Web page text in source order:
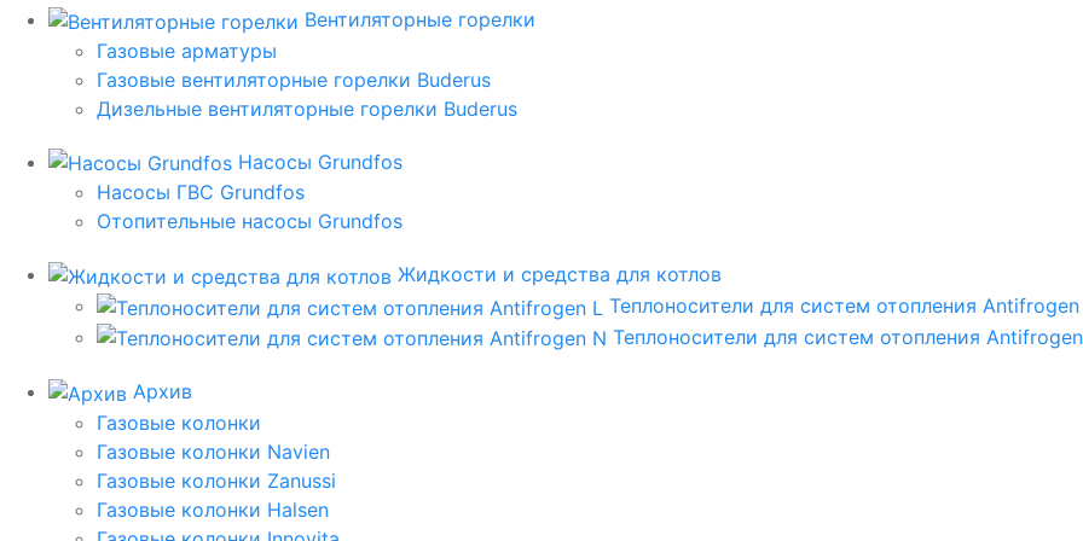
Вентиляторные горелки
Газовые арматуры
Газовые вентиляторные горелки Buderus
Дизельные вентиляторные горелки Buderus
Насосы Grundfos
Насосы ГВС Grundfos
Отопительные насосы Grundfos
Жидкости и средства для котлов
Теплоносители для систем отопления
Теплоносители для систем отопления
Архив
Газовые колонки
Газовые колонки Navien
Газовые колонки Zanussi
Газовые колонки Halsen